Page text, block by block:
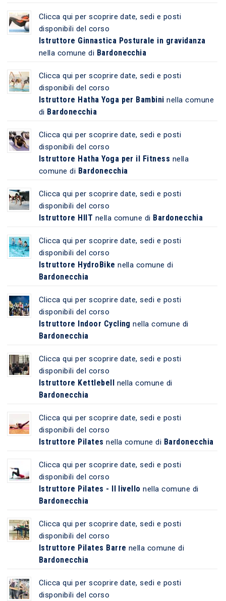
Clicca qui per scoprire date, sedi e posti
disponibili del corso
Istruttore Ginnastica Posturale in gravidanza
nella comune di Bardonecchia
Clicca qui per scoprire date, sedi e posti
disponibili del corso
Istruttore Hatha Yoga per Bambini nella comune
di Bardonecchia
Clicca qui per scoprire date, sedi e posti
disponibili del corso
Istruttore Hatha Yoga per il Fitness nella
comune di Bardonecchia
Clicca qui per scoprire date, sedi e posti
disponibili del corso
Istruttore HIIT nella comune di Bardonecchia
Clicca qui per scoprire date, sedi e posti
disponibili del corso
Istruttore HydroBike nella comune di
Bardonecchia
Clicca qui per scoprire date, sedi e posti
disponibili del corso
Istruttore Indoor Cycling nella comune di
Bardonecchia
Clicca qui per scoprire date, sedi e posti
disponibili del corso
Istruttore Kettlebell nella comune di
Bardonecchia
Clicca qui per scoprire date, sedi e posti
disponibili del corso
Istruttore Pilates nella comune di Bardonecchia
Clicca qui per scoprire date, sedi e posti
disponibili del corso
Istruttore Pilates - II livello nella comune di
Bardonecchia
Clicca qui per scoprire date, sedi e posti
disponibili del corso
Istruttore Pilates Barre nella comune di
Bardonecchia
Clicca qui per scoprire date, sedi e posti
disponibili del corso